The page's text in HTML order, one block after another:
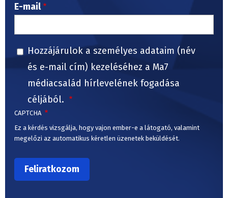
E-mail
Hozzájárulok a személyes adataim (név
és e-mail cím) kezeléséhez a Ma7
médiacsalád hírlevelének fogadása
céljából.
CAPTCHA
Ez a kérdés vizsgálja, hogy vajon ember-e a látogató, valamint
megelőzi az automatikus kéretlen üzenetek beküldését.